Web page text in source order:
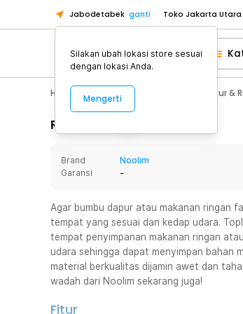
Jabodetabek ganti Toko Jakarta Utara
Toko Tangerang
Toko Cikupa
Pick n Go Jakarta
Pick n Go Bekasi
Toko Tangerang
Toko Cikupa
Pick n Go Jakarta
Pick n Go Bekasi
Pick n Go Depok
Home Appliance Perlengkapan Dapur &
Rincian Produk
Brand
Noolim
Garansi
-
Agar bumbu dapur atau makanan ringan
tempat yang sesuai dan kedap udara.
tempat penyimpanan makanan ringan
udara sehingga dapat menyimpan bahan
material berkualitas dijamin awet dan
wadah dari Noolim sekarang juga!
Fitur
Silakan ubah lokasi store sesuai
dengan lokasi Anda.
Mengerti